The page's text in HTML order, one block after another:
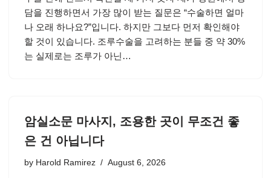
담을 진행하면서 가장 많이 받는 질문은 “수술하면 얼마
나 오래 하나요?”입니다. 하지만 그보다 먼저 확인해야
할 것이 있습니다. 조루수술을 고려하는 분들 중 약 30%
는 실제로는 조루가 아닌…
암실소문 마사지, 조용한 곳이 무조건 좋
은 건 아닙니다
by Harold Ramirez August 6, 2026